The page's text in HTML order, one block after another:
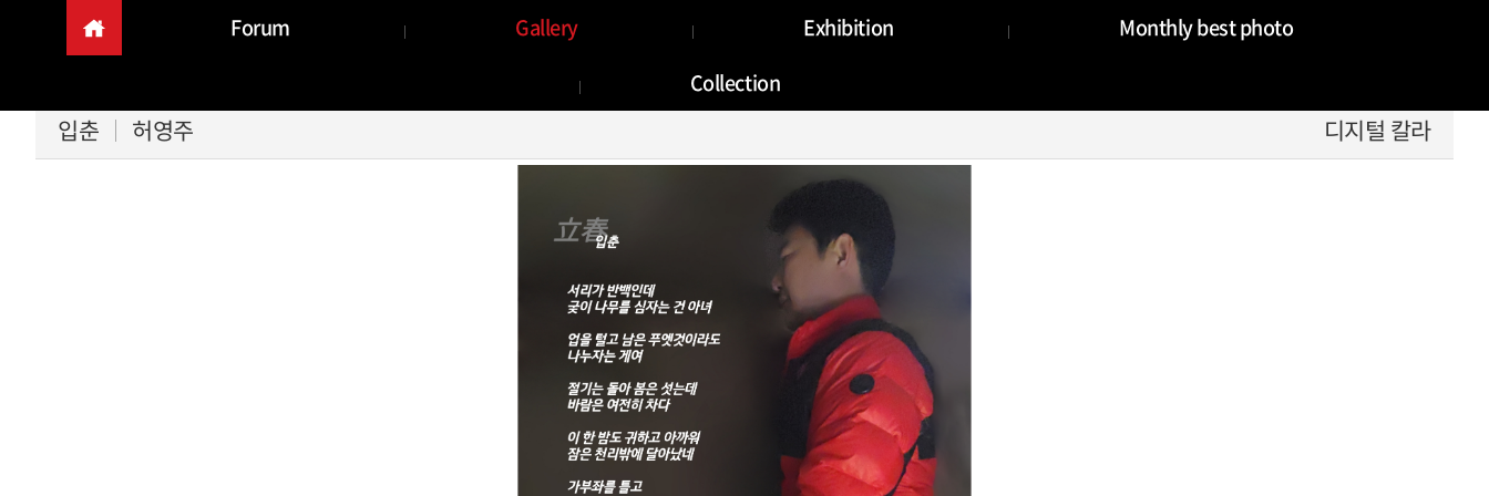
Forum Gallery Exhibition
Monthly best photo
Collection
입춘 허영주 디지털 칼라